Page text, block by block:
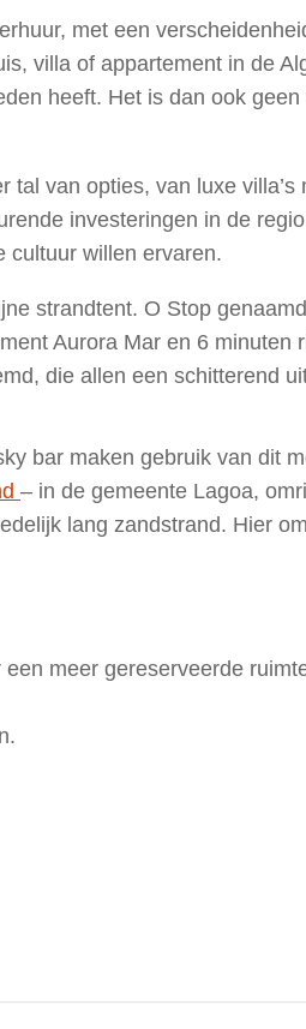
met een
villa of appartement in de
heeft. Het is dan ook
tal van opties, van luxe
investeringen in de
cultuur willen ervaren.
strandtent. O Stop
Aurora Mar en 6
die allen een schitterend
bar maken gebruik van dit
– in de gemeente Lagoa,
lang zandstrand. Hier
meer gereserveerde